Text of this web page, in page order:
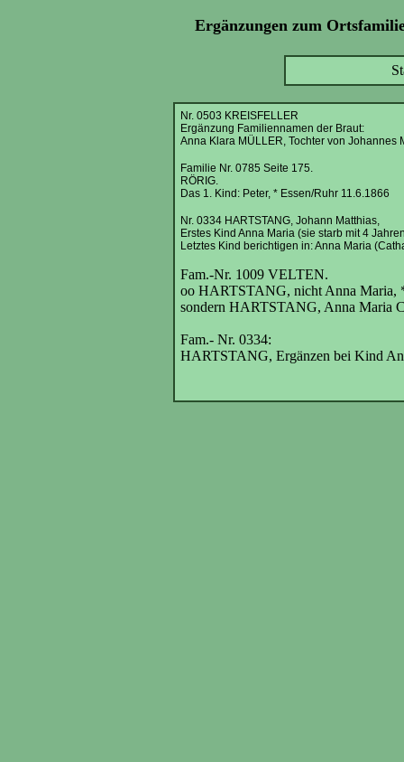
Ergänzungen zum
Nr. 0503 KREISFELLER
Ergänzung Familiennamen der Braut:
Anna Klara MÜLLER, Tochter von Johannes
Familie Nr. 0785 Seite 175.
RÖRIG.
Das 1. Kind: Peter, * Essen/Ruhr 11.6.1866
Nr. 0334 HARTSTANG, Johann Matthias,
Erstes Kind Anna Maria (sie starb mit 4
Letztes Kind berichtigen in: Anna Maria
Fam.-Nr. 1009 VELTEN.
oo HARTSTANG, nicht Anna Maria,
sondern HARTSTANG, Anna Maria
Fam.- Nr. 0334:
HARTSTANG, Ergänzen bei Kind